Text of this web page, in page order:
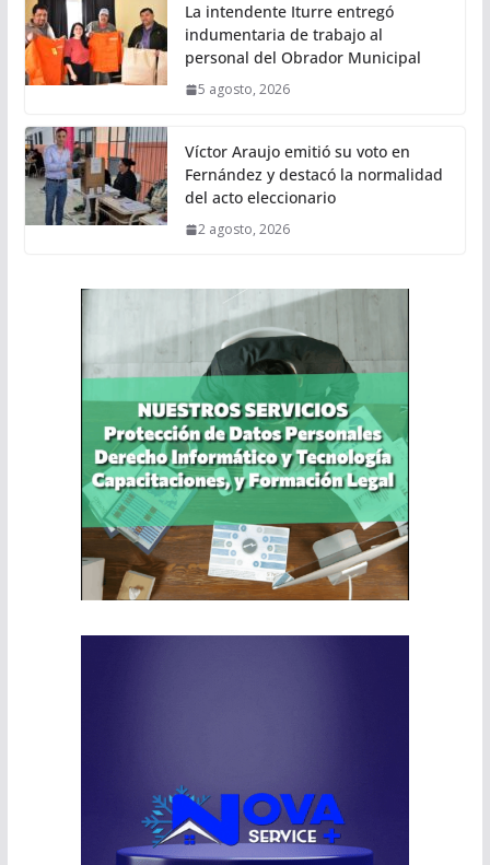
La intendente Iturre entregó
indumentaria de trabajo al
personal del Obrador Municipal
5 agosto, 2026
Víctor Araujo emitió su voto en
Fernández y destacó la normalidad
del acto eleccionario
2 agosto, 2026